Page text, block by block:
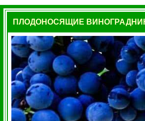
ПЛОДОНОСЯЩИЕ